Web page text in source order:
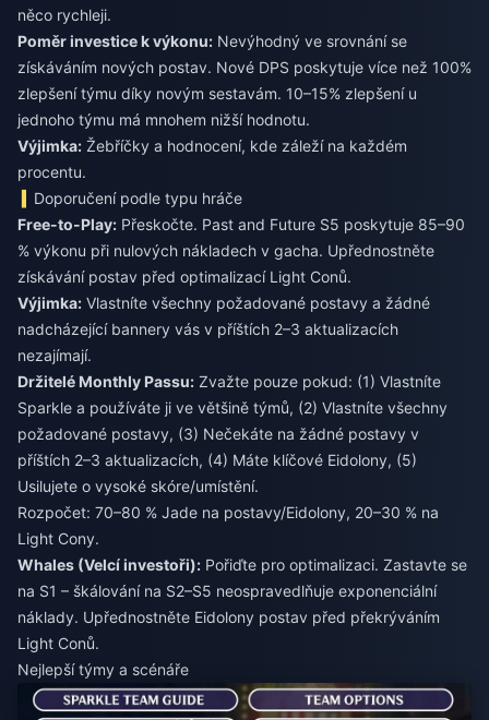
něco rychleji.
Poměr investice k výkonu: Nevýhodný ve srovnání se
získáváním nových postav. Nové DPS poskytuje více než 100%
zlepšení týmu díky novým sestavám. 10–15% zlepšení u
jednoho týmu má mnohem nižší hodnotu.
Výjimka: Žebříčky a hodnocení, kde záleží na každém
procentu.
Doporučení podle typu hráče
Free-to-Play: Přeskočte. Past and Future S5 poskytuje 85–90
% výkonu při nulových nákladech v gacha. Upřednostněte
získávání postav před optimalizací Light Conů.
Výjimka: Vlastníte všechny požadované postavy a žádné
nadcházející bannery vás v příštích 2–3 aktualizacích
nezajímají.
Držitelé Monthly Passu: Zvažte pouze pokud: (1) Vlastníte
Sparkle a používáte ji ve většině týmů, (2) Vlastníte všechny
požadované postavy, (3) Nečekáte na žádné postavy v
příštích 2–3 aktualizacích, (4) Máte klíčové Eidolony, (5)
Usilujete o vysoké skóre/umístění.
Rozpočet: 70–80 % Jade na postavy/Eidolony, 20–30 % na
Light Cony.
Whales (Velcí investoři): Pořiďte pro optimalizaci. Zastavte se
na S1 – škálování na S2–S5 neospravedlňuje exponenciální
náklady. Upřednostněte Eidolony postav před překrýváním
Light Conů.
Nejlepší týmy a scénáře